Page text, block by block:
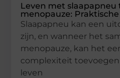
Leven met slaapapneu
menopauze:
Slaapapneu kan een
zijn, en wanneer het
menopauze, kan het
complexiteit
leven